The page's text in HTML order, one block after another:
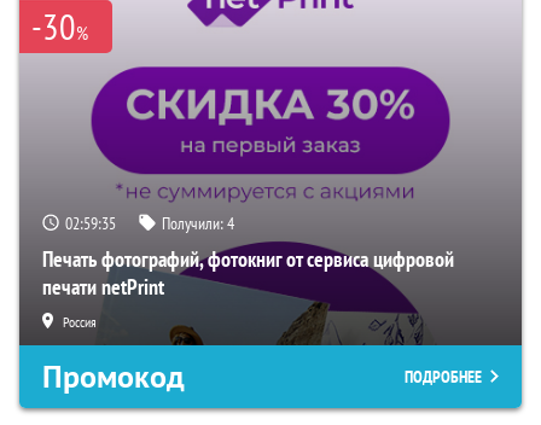
-30%
02:59:35 Получили:4
Печать фотографий, фотокниг от сервиса цифровой
печати netPrint
Россия
Промокод ПОДРОБНЕЕ